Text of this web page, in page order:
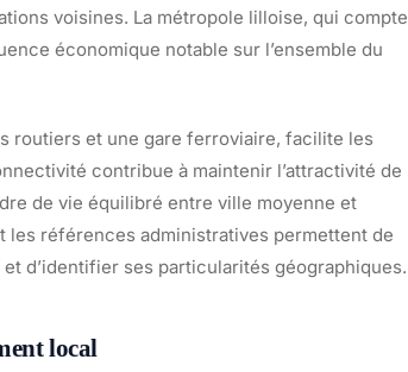
voisines. La métropole lilloise, qui compte
économique notable sur l’ensemble du
routiers et une gare ferroviaire, facilite les
contribue à maintenir l’attractivité de
de vie équilibré entre ville moyenne et
les références administratives permettent de
d’identifier ses particularités géographiques.
local